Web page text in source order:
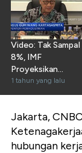
Video: Tak SampaI
8%, IMF
Proyeksikan
Pertumbuhan
Ekonomi Era
1 tahun yang lalu
Jakarta,
hubungan